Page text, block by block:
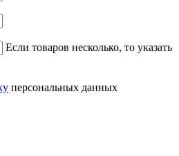
Если товаров несколько, то указать
персональных данных